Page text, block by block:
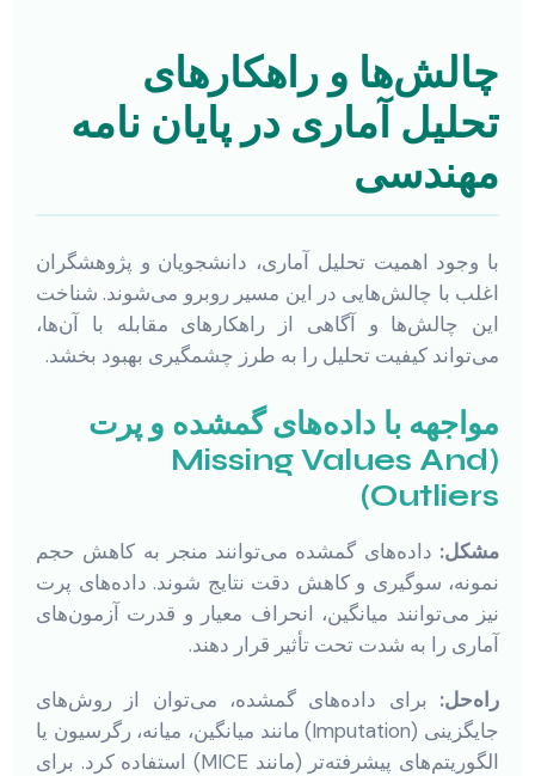
چالش‌ها و راهکارهای
تحلیل آماری در پایان نامه
مهندسی
با وجود اهمیت تحلیل آماری، دانشجویان و پژوهشگران
اغلب با چالش‌هایی در این مسیر روبرو می‌شوند. شناخت
این چالش‌ها و آگاهی از راهکارهای مقابله با آن‌ها،
می‌تواند کیفیت تحلیل را به طرز چشمگیری بهبود بخشد.
مواجهه با داده‌های گمشده و پرت
(Missing Values And
Outliers)
مشکل: داده‌های گمشده می‌توانند منجر به کاهش حجم
نمونه، سوگیری و کاهش دقت نتایج شوند. داده‌های پرت
نیز می‌توانند میانگین، انحراف معیار و قدرت آزمون‌های
آماری را به شدت تحت تأثیر قرار دهند.
راه‌حل: برای داده‌های گمشده، می‌توان از روش‌های
جایگزینی (Imputation) مانند میانگین، میانه، رگرسیون یا
الگوریتم‌های پیشرفته‌تر (مانند MICE) استفاده کرد. برای